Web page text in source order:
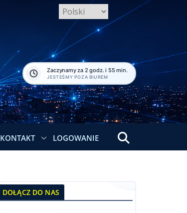
Zaczynamy za 2 godz. i 55 min.
JESTEŚMY POZA BIUREM
KONTAKT LOGOWANIE
DOŁĄCZ DO NAS